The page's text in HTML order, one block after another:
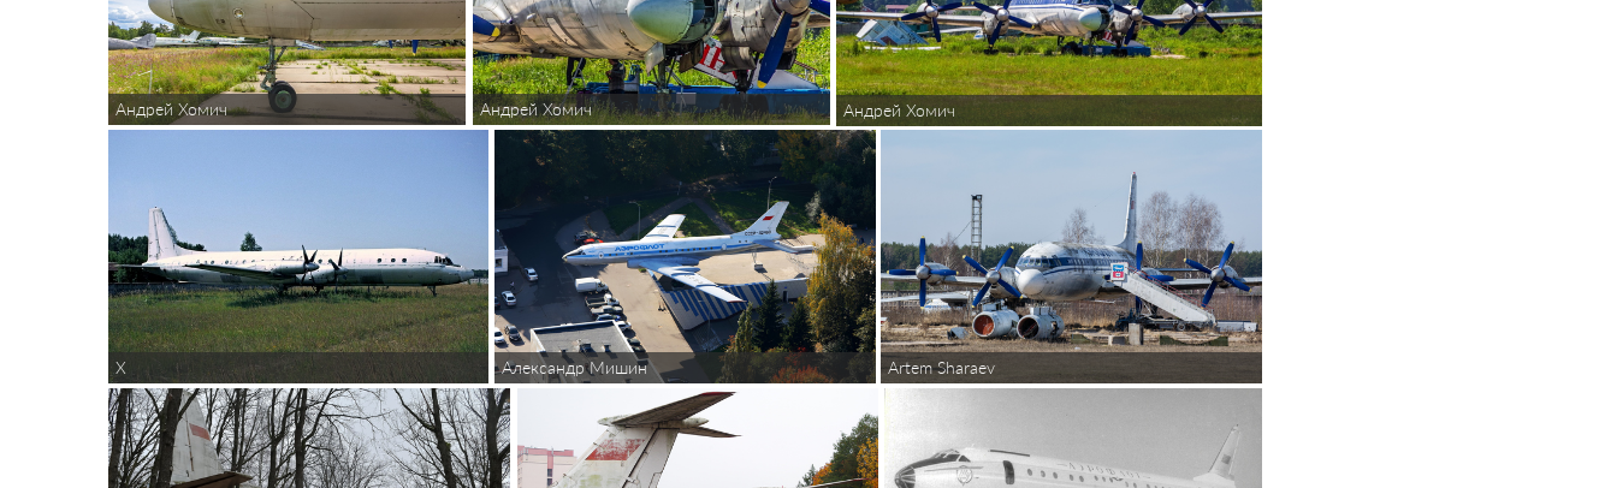
Андрей Хомич Андрей Хомич Андрей Хомич
X Александр Мишин Artem Sharaev